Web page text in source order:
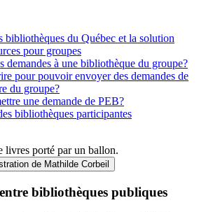
bibliothèques du Québec et la solution
pour groupes
demandes à une bibliothèque du groupe?
pour pouvoir envoyer des demandes de
du groupe?
une demande de PEB?
bibliothèques participantes
de Mathilde Corbeil
bibliothèques publiques